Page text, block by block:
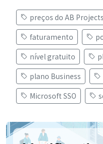
preços do AB Projects
faturamento
nível gratuito
plano Business
Microsoft SSO